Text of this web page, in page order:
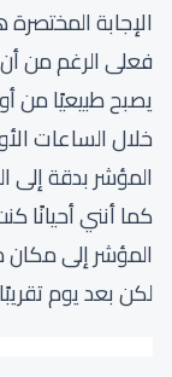
الإجابة
فعلى الرغم من أن
يصبح طبيعيًا من
خلال الساعات
المؤشر بدقة إلى
كما أنني أحيانًا
المؤشر إلى
لكن بعد يوم